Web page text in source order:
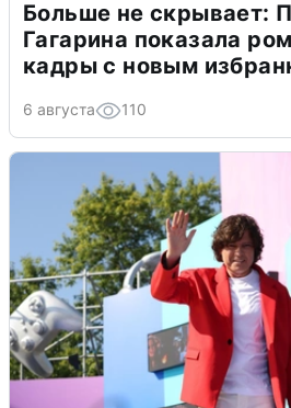
Больше не скрывает:
Гагарина показала
кадры с новым
6 августа 110